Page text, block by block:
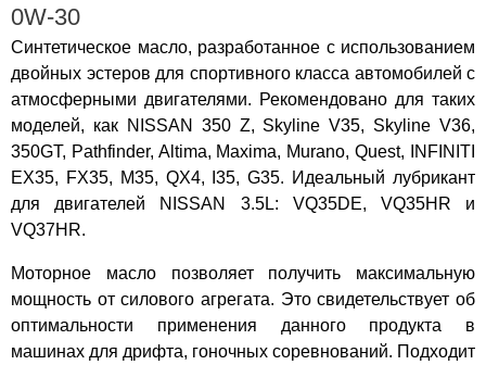
0W-30
Синтетическое масло, разработанное с использованием
двойных эстеров для спортивного класса автомобилей с
атмосферными двигателями. Рекомендовано для таких
моделей, как NISSAN 350 Z, Skyline V35, Skyline V36,
350GT, Pathfinder, Altima, Maxima, Murano, Quest, INFINITI
EX35, FX35, M35, QX4, I35, G35. Идеальный лубрикант
для двигателей NISSAN 3.5L: VQ35DE, VQ35HR и
VQ37HR.
Моторное масло позволяет получить максимальную
мощность от силового агрегата. Это свидетельствует об
оптимальности применения данного продукта в
машинах для дрифта, гоночных соревнований. Подходит